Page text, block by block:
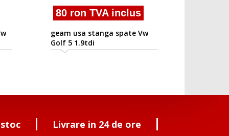
80 ron TVA inclus
geam usa stanga spate Vw
Golf 5 1.9tdi
Livrare in 24 de ore